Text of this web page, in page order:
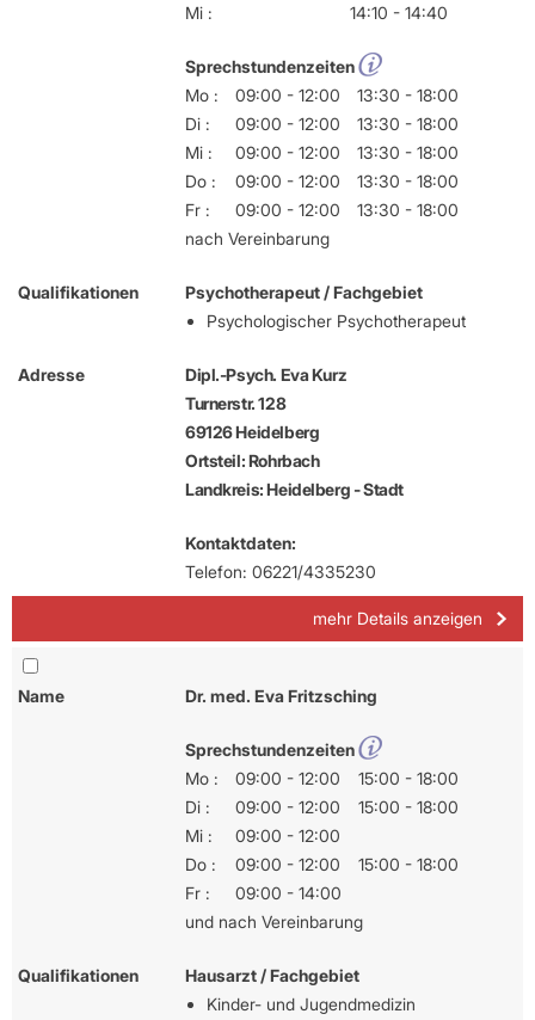
Mi :
14:10 - 14:40
Sprechstundenzeiten
Mo :
09:00 - 12:00
13:30 - 18:00
Di :
09:00 - 12:00
13:30 - 18:00
Mi :
09:00 - 12:00
13:30 - 18:00
Do :
09:00 - 12:00
13:30 - 18:00
Fr :
09:00 - 12:00
13:30 - 18:00
nach Vereinbarung
Qualifikationen
Psychotherapeut / Fachgebiet
Psychologischer Psychotherapeut
Adresse
Dipl.-Psych. Eva Kurz
Turnerstr. 128
69126 Heidelberg
Ortsteil: Rohrbach
Landkreis: Heidelberg - Stadt
Kontaktdaten:
Telefon: 06221/4335230
mehr Details anzeigen
Name Dr. med. Eva Fritzsching
Sprechstundenzeiten
Mo :
09:00 - 12:00
15:00 - 18:00
Di :
09:00 - 12:00
15:00 - 18:00
Mi :
09:00 - 12:00
Do :
09:00 - 12:00
15:00 - 18:00
Fr :
09:00 - 14:00
und nach Vereinbarung
Qualifikationen
Hausarzt / Fachgebiet
Kinder- und Jugendmedizin